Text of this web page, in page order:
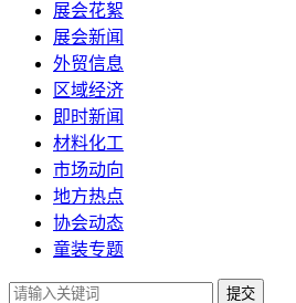
展会花絮
展会新闻
外贸信息
区域经济
即时新闻
材料化工
市场动向
地方热点
协会动态
童装专题
提交